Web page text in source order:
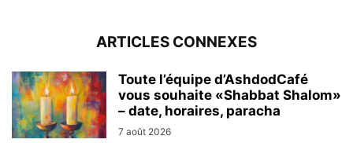
ARTICLES CONNEXES
Toute l’équipe d’AshdodCafé
vous souhaite «Shabbat Shalom»
– date, horaires, paracha
7 août 2026